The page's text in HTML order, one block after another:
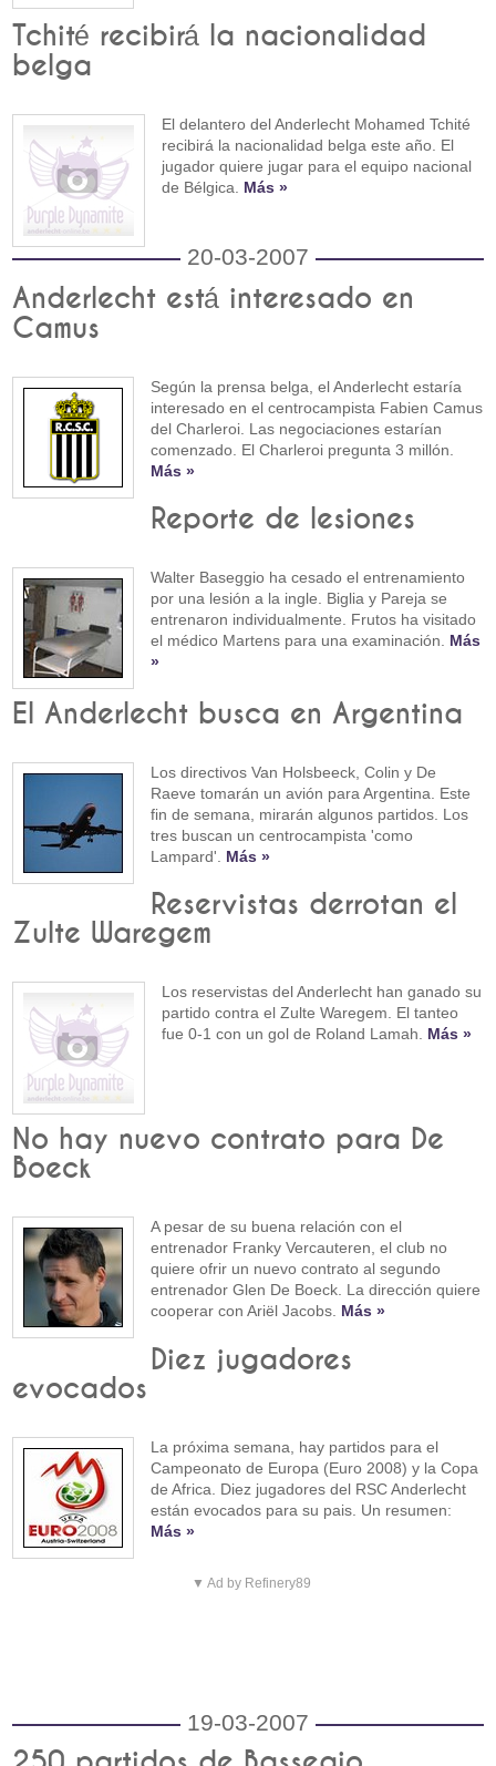
Tchité recibirá la nacionalidad
belga
El delantero del Anderlecht Mohamed Tchité
recibirá la nacionalidad belga este año. El
jugador quiere jugar para el equipo nacional
de Bélgica. Más »
20-03-2007
Anderlecht está interesado en
Camus
Según la prensa belga, el Anderlecht estaría
interesado en el centrocampista Fabien Camus
del Charleroi. Las negociaciones estarían
comenzado. El Charleroi pregunta 3 millón.
Más »
Reporte de lesiones
Walter Baseggio ha cesado el entrenamiento
por una lesión a la ingle. Biglia y Pareja se
entrenaron individualmente. Frutos ha visitado
el médico Martens para una examinación. Más
»
El Anderlecht busca en Argentina
Los directivos Van Holsbeeck, Colin y De
Raeve tomarán un avión para Argentina. Este
fin de semana, mirarán algunos partidos. Los
tres buscan un centrocampista 'como
Lampard'. Más »
Reservistas derrotan el
Zulte Waregem
Los reservistas del Anderlecht han ganado su
partido contra el Zulte Waregem. El tanteo
fue 0-1 con un gol de Roland Lamah. Más »
No hay nuevo contrato para De
Boeck
A pesar de su buena relación con el
entrenador Franky Vercauteren, el club no
quiere ofrir un nuevo contrato al segundo
entrenador Glen De Boeck. La dirección quiere
cooperar con Ariël Jacobs. Más »
Diez jugadores
evocados
La próxima semana, hay partidos para el
Campeonato de Europa (Euro 2008) y la Copa
de Africa. Diez jugadores del RSC Anderlecht
están evocados para su pais. Un resumen:
Más »
▼ Ad by Refinery89
19-03-2007